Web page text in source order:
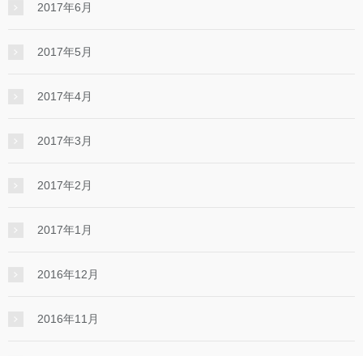
2017年6月
2017年5月
2017年4月
2017年3月
2017年2月
2017年1月
2016年12月
2016年11月